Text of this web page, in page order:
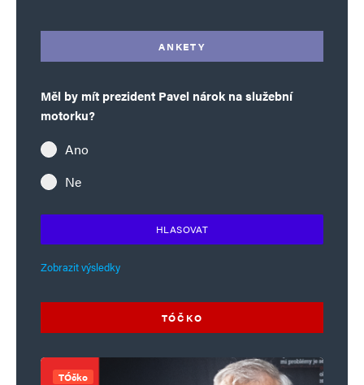
ANKETY
Měl by mít prezident Pavel nárok na služební
motorku?
Ano
Ne
HLASOVAT
Zobrazit výsledky
TÓČKO
TÓčko